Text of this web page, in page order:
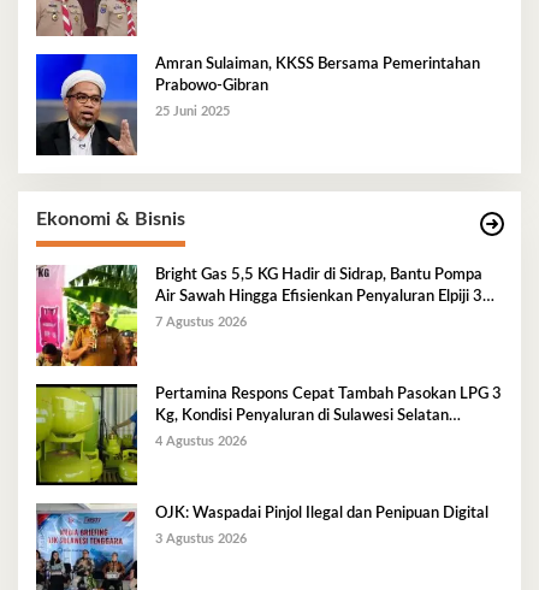
Amran Sulaiman, KKSS Bersama Pemerintahan
Prabowo-Gibran
25 Juni 2025
Ekonomi & Bisnis
Bright Gas 5,5 KG Hadir di Sidrap, Bantu Pompa
Air Sawah Hingga Efisienkan Penyaluran Elpiji 3
Kg
7 Agustus 2026
Pertamina Respons Cepat Tambah Pasokan LPG 3
Kg, Kondisi Penyaluran di Sulawesi Selatan
Berlangsung Kondusif
4 Agustus 2026
OJK: Waspadai Pinjol Ilegal dan Penipuan Digital
3 Agustus 2026